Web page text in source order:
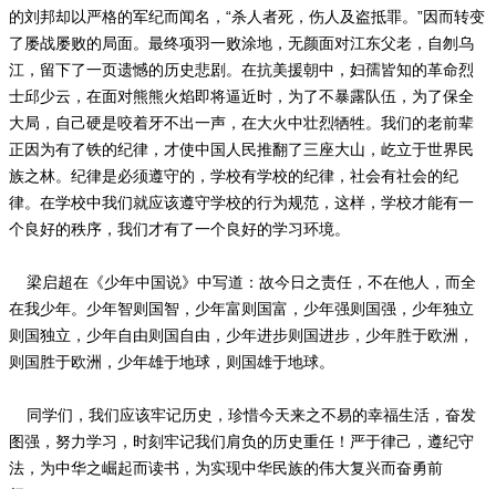
的刘邦却以严格的军纪而闻名，“杀人者死，伤人及盗抵罪。”因而转变
了屡战屡败的局面。最终项羽一败涂地，无颜面对江东父老，自刎乌
江，留下了一页遗憾的历史悲剧。在抗美援朝中，妇孺皆知的革命烈
士邱少云，在面对熊熊火焰即将逼近时，为了不暴露队伍，为了保全
大局，自己硬是咬着牙不出一声，在大火中壮烈牺牲。我们的老前辈
正因为有了铁的纪律，才使中国人民推翻了三座大山，屹立于世界民
族之林。纪律是必须遵守的，学校有学校的纪律，社会有社会的纪
律。在学校中我们就应该遵守学校的行为规范，这样，学校才能有一
个良好的秩序，我们才有了一个良好的学习环境。
梁启超在《少年中国说》中写道：故今日之责任，不在他人，而全
在我少年。少年智则国智，少年富则国富，少年强则国强，少年独立
则国独立，少年自由则国自由，少年进步则国进步，少年胜于欧洲，
则国胜于欧洲，少年雄于地球，则国雄于地球。
同学们，我们应该牢记历史，珍惜今天来之不易的幸福生活，奋发
图强，努力学习，时刻牢记我们肩负的历史重任！严于律己，遵纪守
法，为中华之崛起而读书，为实现中华民族的伟大复兴而奋勇前